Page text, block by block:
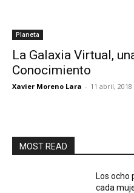
Planeta
La Galaxia Virtual,
Conocimiento
Xavier Moreno Lara - 11 abril, 2018
MOST READ
Los ocho
cada